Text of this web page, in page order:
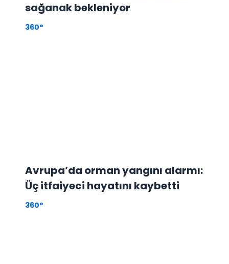
sağanak bekleniyor
360°
Avrupa’da orman yangını alarmı:
Üç itfaiyeci hayatını kaybetti
360°